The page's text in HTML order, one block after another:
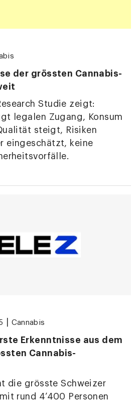
der grössten Cannabis-
Studie zeigt:
legalen Zugang, Konsum
steigt, Risiken
eingeschätzt, keine
Cannabis
Erkenntnisse aus dem
Cannabis-
die grösste Schweizer
rund 4’400 Personen